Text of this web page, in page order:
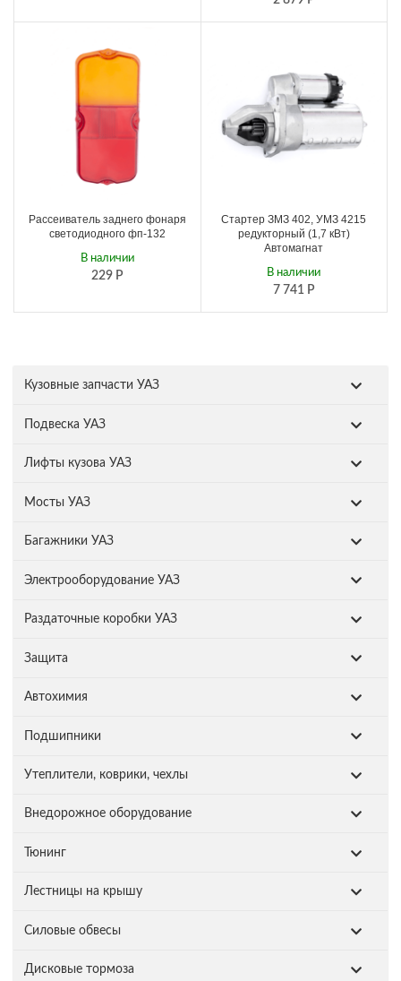
Кузовные запчасти УАЗ
Подвеска УАЗ
Лифты кузова УАЗ
Мосты УАЗ
Багажники УАЗ
Электрооборудование УАЗ
Раздаточные коробки УАЗ
Защита
Автохимия
Подшипники
Утеплители, коврики, чехлы
Внедорожное оборудование
Тюнинг
Лестницы на крышу
Силовые обвесы
Дисковые тормоза
Рассеиватель заднего фонаря
светодиодного фп-132
229 Р
В наличии
Стартер ЗМЗ 402, УМЗ 4215
редукторный (1,7 кВт)
Автомагнат
7 741 Р
В наличии